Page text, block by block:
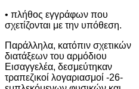
• πλήθος εγγράφων που
σχετίζονται με την υπόθεση.
Παράλληλα, κατόπιν σχετικών
διατάξεων του αρμόδιου
Εισαγγελέα, δεσμεύτηκαν
τραπεζικοί λογαριασμοί -26-